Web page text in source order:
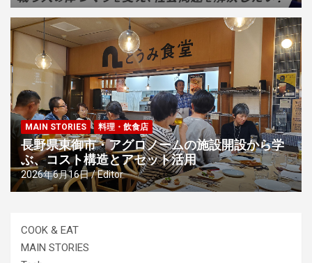
MAIN STORIES 料理・飲食店
長野県東御市・アグロノームの施設開設から学
ぶ、コスト構造とアセット活用
2026年6月16日 Editor
COOK & EAT
MAIN STORIES